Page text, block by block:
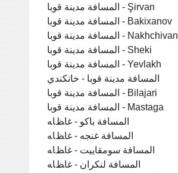
المسافة مدينة قوبا - Şirvan
المسافة مدينة قوبا - Bakixanov
المسافة مدينة قوبا - Nakhchivan
المسافة مدينة قوبا - Sheki
المسافة مدينة قوبا - Yevlakh
المسافة مدينة قوبا - خانكندي
المسافة مدينة قوبا - Bilajari
المسافة مدينة قوبا - Mastaga
المسافة باكو - ﻏﺎﻆﺎﻪ
المسافة غنجه - ﻏﺎﻆﺎﻪ
المسافة سومقاييت - ﻏﺎﻆﺎﻪ
المسافة لنكران - ﻏﺎﻆﺎﻪ